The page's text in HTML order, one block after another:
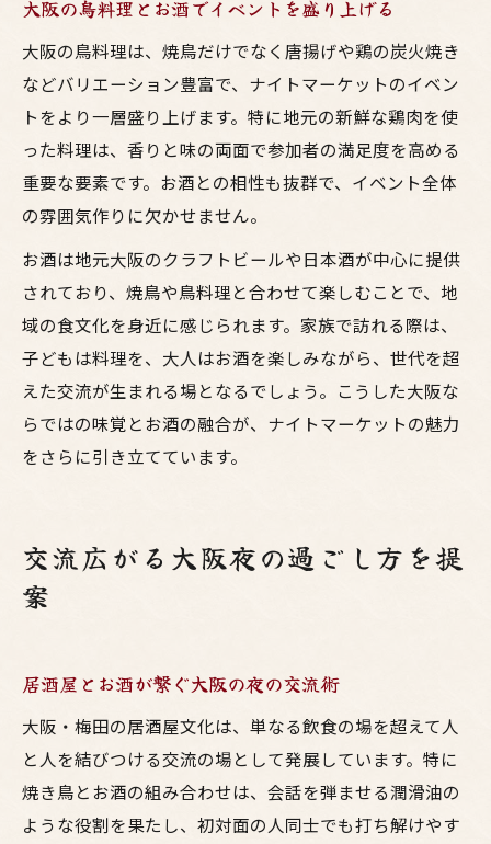
大阪の鳥料理とお酒でイベントを盛り上げる
大阪の鳥料理は、焼鳥だけでなく唐揚げや鶏の炭火焼き
などバリエーション豊富で、ナイトマーケットのイベン
トをより一層盛り上げます。特に地元の新鮮な鶏肉を使
った料理は、香りと味の両面で参加者の満足度を高める
重要な要素です。お酒との相性も抜群で、イベント全体
の雰囲気作りに欠かせません。
お酒は地元大阪のクラフトビールや日本酒が中心に提供
されており、焼鳥や鳥料理と合わせて楽しむことで、地
域の食文化を身近に感じられます。家族で訪れる際は、
子どもは料理を、大人はお酒を楽しみながら、世代を超
えた交流が生まれる場となるでしょう。こうした大阪な
らではの味覚とお酒の融合が、ナイトマーケットの魅力
をさらに引き立てています。
交流広がる大阪夜の過ごし方を提
案
居酒屋とお酒が繋ぐ大阪の夜の交流術
大阪・梅田の居酒屋文化は、単なる飲食の場を超えて人
と人を結びつける交流の場として発展しています。特に
焼き鳥とお酒の組み合わせは、会話を弾ませる潤滑油の
ような役割を果たし、初対面の人同士でも打ち解けやす